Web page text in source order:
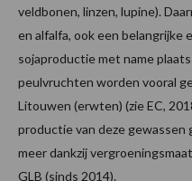
veldbonen, linzen, lupine).
en alfalfa, ook een belangrijke
sojaproductie met name
peulvruchten worden vooral
Litouwen (erwten) (zie EC,
productie van deze
meer dankzij
GLB (sinds 2014).